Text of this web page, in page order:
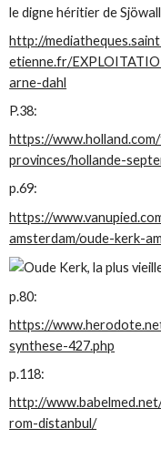
le digne héritier de
http://
etienne.fr/
arne-dahl
P.38:
https://
provinces/hollande-
p.69:
https://
amsterdam/oude-kerk-
p.80:
https://
synthese-427.php
p.118:
http://
rom-distanbul/